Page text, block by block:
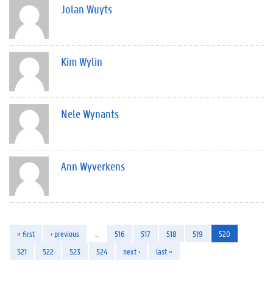
Jolan Wuyts
Kim Wylin
Nele Wynants
Ann Wyverkens
« first ‹ previous 516 517 518 519
520
521
522 523 524 next › last »